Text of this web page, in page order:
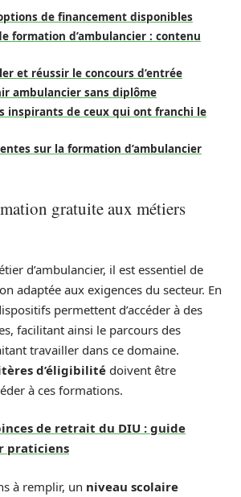
de financement disponibles
formation d’ambulancier : contenu
et réussir le concours d’entrée
ambulancier sans diplôme
inspirants de ceux qui ont franchi le
sur la formation d’ambulancier
gratuite aux métiers
d’ambulancier, il est essentiel de
adaptée aux exigences du secteur. En
permettent d’accéder à des
facilitant ainsi le parcours des
travailler dans ce domaine.
d’éligibilité doivent être
à ces formations.
de retrait du DIU : guide
praticiens
à remplir, un niveau scolaire